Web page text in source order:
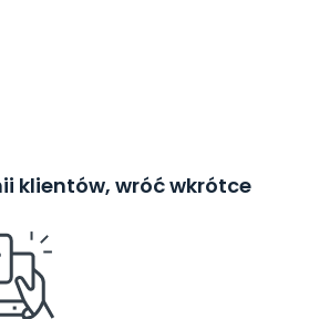
klientów, wróć wkrótce